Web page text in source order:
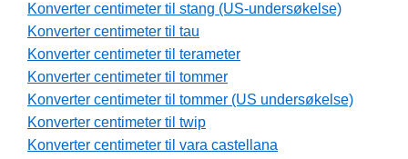
Konverter centimeter til stang (US-undersøkelse)
Konverter centimeter til tau
Konverter centimeter til terameter
Konverter centimeter til tommer
Konverter centimeter til tommer (US undersøkelse)
Konverter centimeter til twip
Konverter centimeter til vara castellana